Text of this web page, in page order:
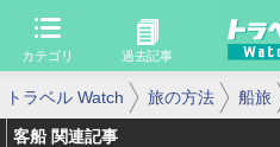
カテゴリ 過去記事
トラベル Watch 旅の方法 船旅
客船 関連記事